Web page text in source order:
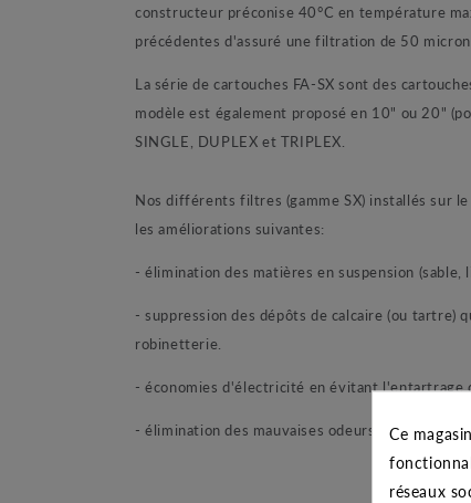
constructeur préconise 40°C en température
précédentes d'assuré une filtration de 50
La série de cartouches FA-SX sont des
modèle est également proposé en 10" ou 20"
SINGLE, DUPLEX et TRIPLEX.
Nos différents filtres (gamme SX) installés sur
les améliorations suivantes:
- élimination des matières en suspension (sable,
- suppression des dépôts de calcaire (ou tartre)
robinetterie.
- économies d'électricité en évitant l'entartrage
- élimination des mauvaises odeurs et des
Ce
réseaux